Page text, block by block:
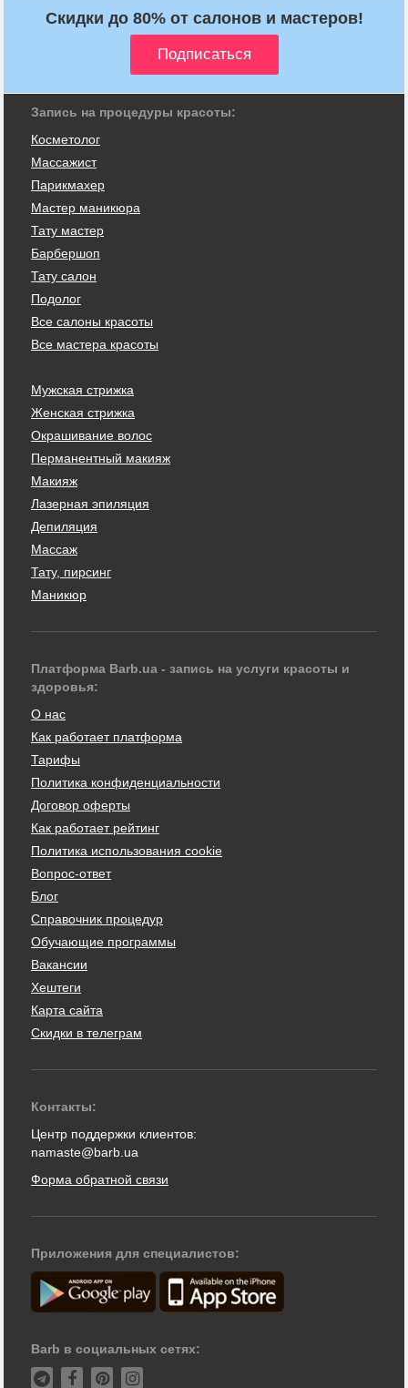
Скидки до 80% от салонов и мастеров!
Запись на процедуры красоты:
Косметолог
Массажист
Парикмахер
Мастер маникюра
Тату мастер
Барбершоп
Тату салон
Подолог
Все салоны красоты
Все мастера красоты
Мужская стрижка
Женская стрижка
Окрашивание волос
Перманентный макияж
Макияж
Лазерная эпиляция
Депиляция
Массаж
Тату, пирсинг
Маникюр
Платформа Barb.ua - запись на услуги красоты и
здоровья:
О нас
Как работает платформа
Тарифы
Политика конфиденциальности
Договор оферты
Как работает рейтинг
Политика использования cookie
Вопрос-ответ
Блог
Справочник процедур
Обучающие программы
Вакансии
Хештеги
Карта сайта
Скидки в телеграм
Контакты:
Центр поддержки клиентов:
namaste@barb.ua
Форма обратной связи
Приложения для специалистов:
Barb в социальных сетях: